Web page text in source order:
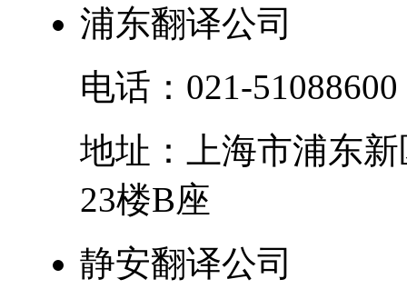
浦东翻译公司
电话： 021-51088600
地址：
上海市浦东新
23楼B座
静安翻译公司